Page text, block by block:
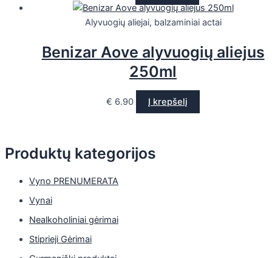
Produktų kategorijos
Vyno PRENUMERATA
Vynai
Nealkoholiniai gėrimai
Stiprieji Gėrimai
Alyvuogių aliejai, balzaminiai actai
Benizar Aove alyvuogių aliejus
250ml
€ 6.90 Į krepšelį